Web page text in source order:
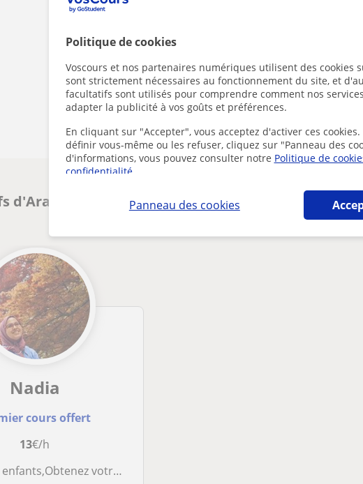
Politique de cookies
Voscours et nos partenaires numériques utilisent des cookies
sont strictement nécessaires au fonctionnement du site, et
facultatifs sont utilisés pour comprendre comment nos
adapter la publicité à vos goûts et préférences.
En cliquant sur "Accepter", vous acceptez d'activer ces
définir vous-même ou les refuser, cliquez sur "Panneau des
d'informations, vous pouvez consulter notre Politique de
confidentialité.
Panneau des cookies
Des problèmes avec ce profil ?
d'Arabe à Anderlecht susceptibles de vous
Nadia
cours offert
13€/h
en arabe classique, en dialecte (darija) et en Coran avec l'Association Erpenus !